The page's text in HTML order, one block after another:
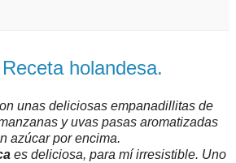
holandesa.
unas deliciosas empanadillitas de
y uvas pasas aromatizadas
azúcar por encima.
es deliciosa, para mí irresistible. Uno